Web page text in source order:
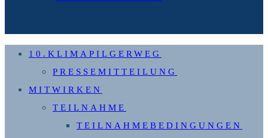
10.KLIMAPILGERWEG
PRESSEMITTEILUNG
MITWIRKEN
TEILNAHME
TEILNAHMEBEDINGUNGEN